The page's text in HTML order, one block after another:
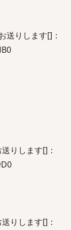
送りします[]：
りします[]：
りします[]：